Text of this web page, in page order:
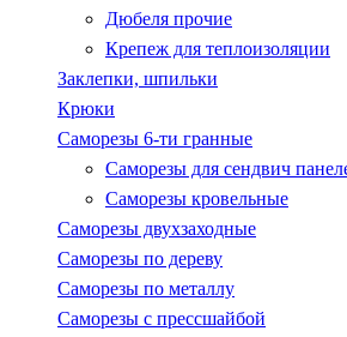
Дюбеля прочие
Крепеж для теплоизоляции
Заклепки, шпильки
Крюки
Саморезы 6-ти гранные
Саморезы для сендвич
Саморезы кровельные
Саморезы двухзаходные
Саморезы по дереву
Саморезы по металлу
Саморезы с пресcшайбой